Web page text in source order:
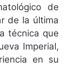
de
de la última
técnica que
Imperial,
en su